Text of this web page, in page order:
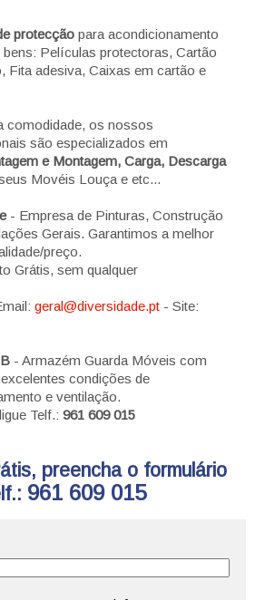
protecção para acondicionamento
Películas protectoras, Cartão
Fita adesiva, Caixas em cartão e
comodidade, os nossos
são especializados em
e Montagem, Carga, Descarga
Movéis Louça e etc...
- Empresa de Pinturas, Construção
Gerais. Garantimos a melhor
preço.
Grátis, sem qualquer
geral@diversidade.pt - Site:
- Armazém Guarda Móveis com
condições de
e ventilação.
Telf.: 961 609 015
preencha o formulário
961 609 015